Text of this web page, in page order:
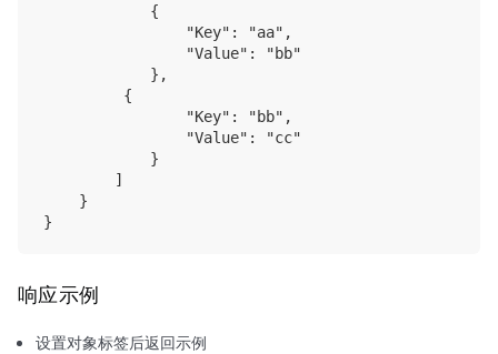
            {
                "Key": "aa",
                "Value": "bb"
            },
         {
                "Key": "bb",
                "Value": "cc"
            }
        ]
    }
响应示例
设置对象标签后返回示例